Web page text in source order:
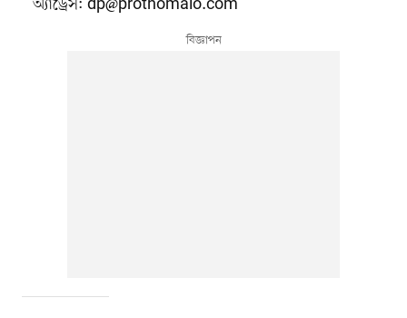
অ্যাড্রেস: dp@prothomalo.com